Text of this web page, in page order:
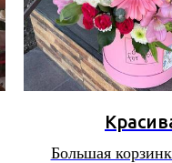
Большая